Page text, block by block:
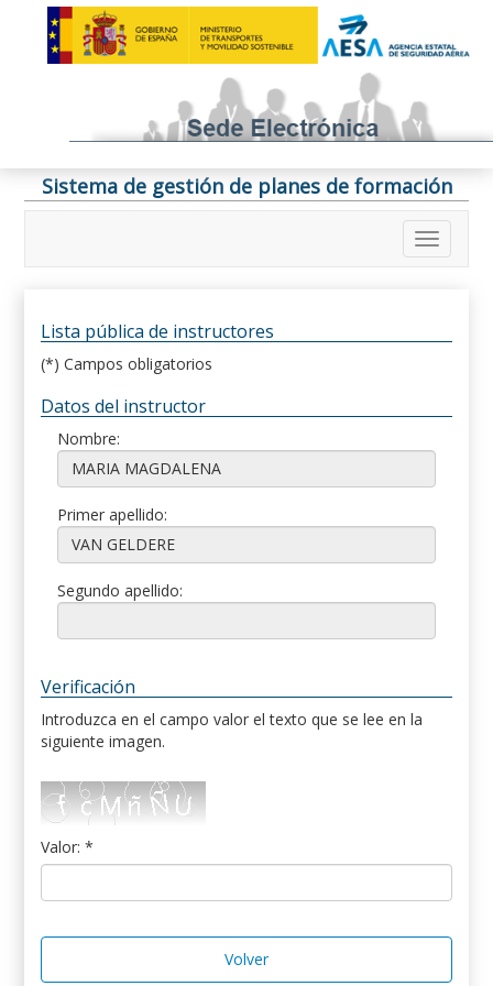
Sistema de gestión de planes de formación
Lista pública de instructores
(*) Campos obligatorios
Datos del instructor
Nombre:
Primer apellido:
Segundo apellido:
Verificación
Introduzca en el campo valor el texto que se lee en la
siguiente imagen.
Valor: *
Volver